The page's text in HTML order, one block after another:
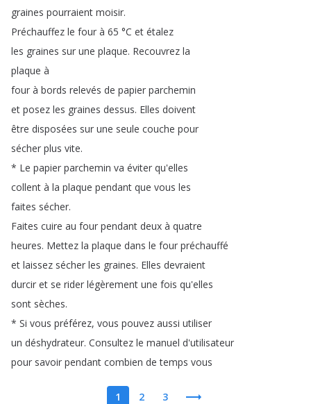
graines pourraient moisir.
Préchauffez le four à 65 °C et étalez
les graines sur une plaque. Recouvrez la
plaque à
four à bords relevés de papier parchemin
et posez les graines dessus. Elles doivent
être disposées sur une seule couche pour
sécher plus vite.
* Le papier parchemin va éviter qu'elles
collent à la plaque pendant que vous les
faites sécher.
Faites cuire au four pendant deux à quatre
heures. Mettez la plaque dans le four préchauffé
et laissez sécher les graines. Elles devraient
durcir et se rider légèrement une fois qu'elles
sont sèches.
* Si vous préférez, vous pouvez aussi utiliser
un déshydrateur. Consultez le manuel d'utilisateur
pour savoir pendant combien de temps vous
1 2 3